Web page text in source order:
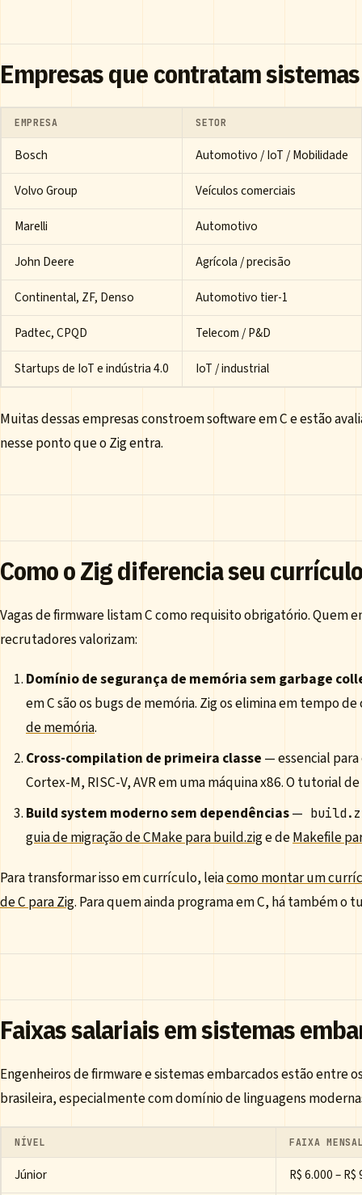
Empresas que contratam
EMPRESA SETOR
Bosch
Automotivo / IoT / Mobilidade
Volvo Group
Veículos comerciais
Marelli
Automotivo
John Deere
Agrícola / precisão
Continental, ZF, Denso
Automotivo tier-1
Padtec, CPQD
Telecom / P&D
Startups de IoT e indústria 4.0
IoT / industrial
Muitas dessas empresas constroem software em C e estão
nesse ponto que o Zig entra.
Como o Zig diferencia seu
Vagas de firmware listam C como requisito obrigatório. Quem
recrutadores valorizam:
Domínio de segurança de memória sem garbage
em C são os bugs de memória. Zig os elimina em tempo
de memória.
Cross-compilation de primeira classe — essencial
Cortex-M, RISC-V, AVR em uma máquina x86. O tutorial de
Build system moderno sem dependências—
guia de migração de CMake para build.zige deMakefile
Para transformar isso em currículo, leiacomo montar um
de C para Zig. Para quem ainda programa em C, há também o
Faixas salariais em sistemas
Engenheiros de firmware e sistemas embarcados estão entre
brasileira, especialmente com domínio de linguagens
NÍVEL FAIXA
Júnior R$ 6.000 – R$